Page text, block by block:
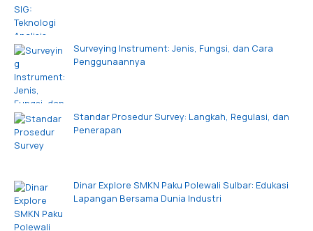
Surveying Instrument: Jenis, Fungsi, dan Cara
Penggunaannya
Standar Prosedur Survey: Langkah, Regulasi, dan
Penerapan
Dinar Explore SMKN Paku Polewali Sulbar: Edukasi
Lapangan Bersama Dunia Industri